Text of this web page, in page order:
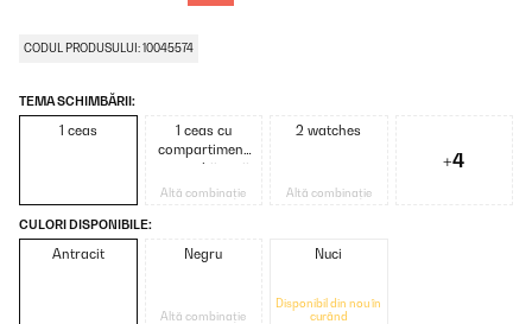
CODUL PRODUSULUI: 10045574
TEMA SCHIMBĂRII:
1 ceas
1 ceas cu
compartiment
pentru bijuterii
Altă combinație
2 watches
Altă combinație
+4
CULORI DISPONIBILE:
Antracit Negru
Altă combinație
Nuci
Disponibil din nou în
curând